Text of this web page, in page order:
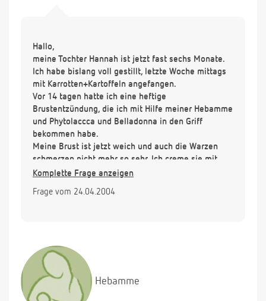
Hallo,
meine Tochter Hannah ist jetzt fast sechs Monate.
Ich habe bislang voll gestillt, letzte Woche mittags
mit Karrotten+Kartoffeln angefangen.
Vor 14 tagen hatte ich eine heftige
Brustentzündung, die ich mit Hilfe meiner Hebamme
und Phytolaccca und Belladonna in den Griff
bekommen habe.
Meine Brust ist jetzt weich und auch die Warzen
schmerzen nicht mehr so sehr. Ich creme sie mit
Wollwachs ein.
stillen einen ziehenden, prickelnden Schmerz in der
Haben Sie davon schonmal gehört und wie geht es
weg?
Vielen vielen Dank, bin sehr verzweifelt.
Susanne
Komplette Frage anzeigen
Frage vom 24.04.2004
Hebamme